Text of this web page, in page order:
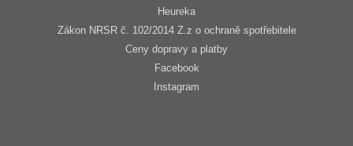
Heureka
Zákon NRSR č. 102/2014 Z.z o ochraně spotřebitele
Ceny dopravy a platby
Facebook
Instagram